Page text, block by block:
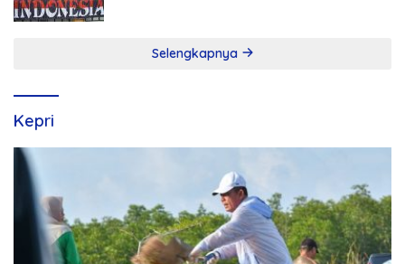
Selengkapnya
Kepri